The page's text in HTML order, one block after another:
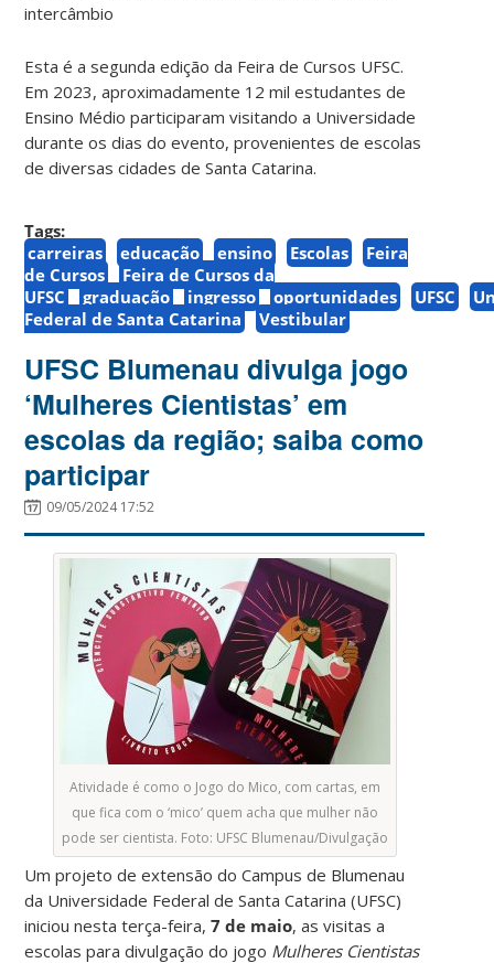
intercâmbio
Esta é a segunda edição da Feira de Cursos UFSC.
Em 2023, aproximadamente 12 mil estudantes de
Ensino Médio participaram visitando a Universidade
durante os dias do evento, provenientes de escolas
de diversas cidades de Santa Catarina.
Tags:
carreiras
educação ensino Escolas
Feira
de Cursos
Feira de Cursos da
UFSC
graduação ingresso oportunidades UFSC
Federal de Santa Catarina
Vestibular
UFSC Blumenau divulga jogo
‘Mulheres Cientistas’ em
escolas da região; saiba como
participar
09/05/2024 17:52
Atividade é como o Jogo do Mico, com cartas, em
que fica com o ‘mico’ quem acha que mulher não
pode ser cientista. Foto: UFSC Blumenau/Divulgação
Um projeto de extensão do Campus de Blumenau
da Universidade Federal de Santa Catarina (UFSC)
iniciou nesta terça-feira,7 de maio, as visitas a
escolas para divulgação do jogo Mulheres Cientistas